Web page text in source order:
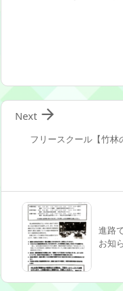
フリースクール【竹林

Next
進路
お知